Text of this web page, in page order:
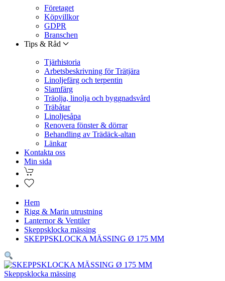
Företaget
Köpvillkor
GDPR
Branschen
Tips & Råd
Tjärhistoria
Arbetsbeskrivning för Trätjära
Linoljefärg och terpentin
Slamfärg
Träolja, linolja och byggnadsvård
Träbåtar
Linoljesåpa
Renovera fönster & dörrar
Behandling av Trädäck-altan
Länkar
Kontakta oss
Min sida
Hem
Rigg & Marin utrustning
Lanternor & Ventiler
Skeppsklocka mässing
SKEPPSKLOCKA MÄSSING Ø 175 MM
Skeppsklocka mässing